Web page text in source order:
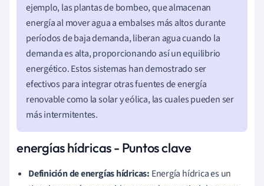
ejemplo, las plantas de bombeo, que almacenan
energía al mover agua a embalses más altos durante
períodos de baja demanda, liberan agua cuando la
demanda es alta, proporcionando así un equilibrio
energético. Estos sistemas han demostrado ser
efectivos para integrar otras fuentes de energía
renovable como la solar y eólica, las cuales pueden ser
más intermitentes.
energías hídricas - Puntos clave
Definición de energías hídricas: Energía hídrica es un